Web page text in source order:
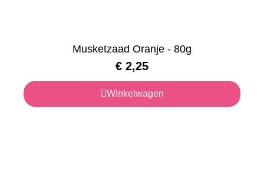
Musketzaad Oranje - 80g
€ 2,25
Winkelwagen